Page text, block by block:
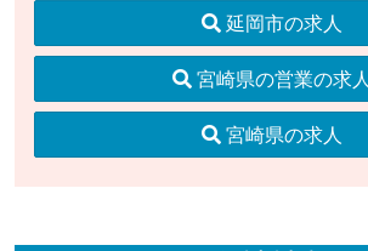
延岡市の求人
宮崎県の営業の求人
宮崎県の求人